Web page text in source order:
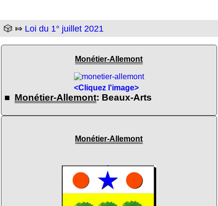
🎲 ⤇ Loi du 1° juillet 2021
Monétier-Allemont
<Cliquez l'image>
■ Monétier-Allemont: Beaux-Arts
Monétier-Allemont